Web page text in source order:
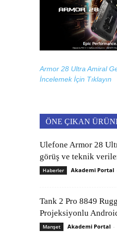
Armor 28 Ultra Amiral
İncelemek İçin Tıklayın
ÖNE ÇIKAN
Ulefone Armor 28
görüş ve teknik
Haberler Akademi Portal
Tank 2 Pro 8849
Projeksiyonlu
Manşet Akademi Portal -